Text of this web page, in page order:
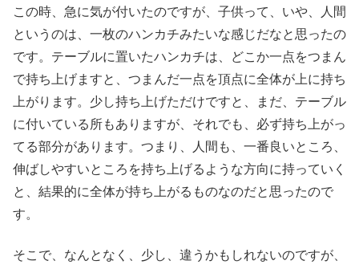
この時、急に気が付いたのですが、子供って、いや、人間
というのは、一枚のハンカチみたいな感じだなと思ったの
です。テーブルに置いたハンカチは、どこか一点をつまん
で持ち上げますと、つまんだ一点を頂点に全体が上に持ち
上がります。少し持ち上げただけですと、まだ、テーブル
に付いている所もありますが、それでも、必ず持ち上がっ
てる部分があります。つまり、人間も、一番良いところ、
伸ばしやすいところを持ち上げるような方向に持っていく
と、結果的に全体が持ち上がるものなのだと思ったので
す。
そこで、なんとなく、少し、違うかもしれないのですが、